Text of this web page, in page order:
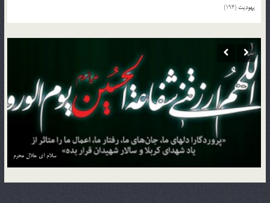
یهودیت (194)
منزل به منزل با کاروان حسین بن علی علیه السلام